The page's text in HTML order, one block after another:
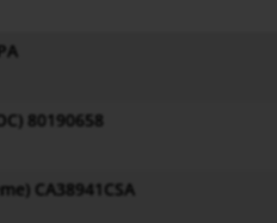
80190658
CA38941CSA